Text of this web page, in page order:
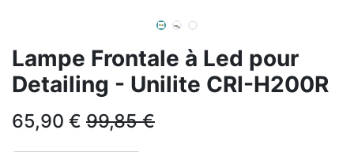
Lampe Frontale à Led pour
Detailing - Unilite CRI-H200R
65,90 € 99,85€